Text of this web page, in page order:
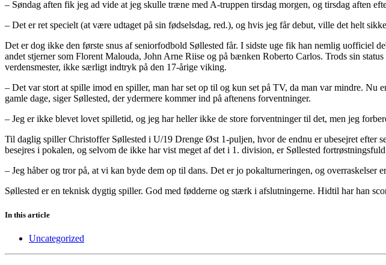
– Søndag aften fik jeg ad vide at jeg skulle træne med A-truppen tirsdag morgen, og tirsdag aften
– Det er ret specielt (at være udtaget på sin fødselsdag, red.), og hvis jeg får debut, ville det helt
Det er dog ikke den første snus af seniorfodbold Søllested får. I sidste uge fik han nemlig uofficiel
andet stjerner som Florent Malouda, John Arne Riise og på bænken Roberto Carlos. Trods sin
verdensmester, ikke særligt indtryk på den 17-årige viking.
– Det var stort at spille imod en spiller, man har set op til og kun set på TV, da man var mindre.
gamle dage, siger Søllested, der ydermere kommer ind på aftenens forventninger.
– Jeg er ikke blevet lovet spilletid, og jeg har heller ikke de store forventninger til det, men jeg
Til daglig spiller Christoffer Søllested i U/19 Drenge Øst 1-puljen, hvor de endnu er ubesejret efter
besejres i pokalen, og selvom de ikke har vist meget af det i 1. division, er Søllested
– Jeg håber og tror på, at vi kan byde dem op til dans. Det er jo pokalturneringen, og
Søllested er en teknisk dygtig spiller. God med fødderne og stærk i afslutningerne. Hidtil har han
In this article
Uncategorized